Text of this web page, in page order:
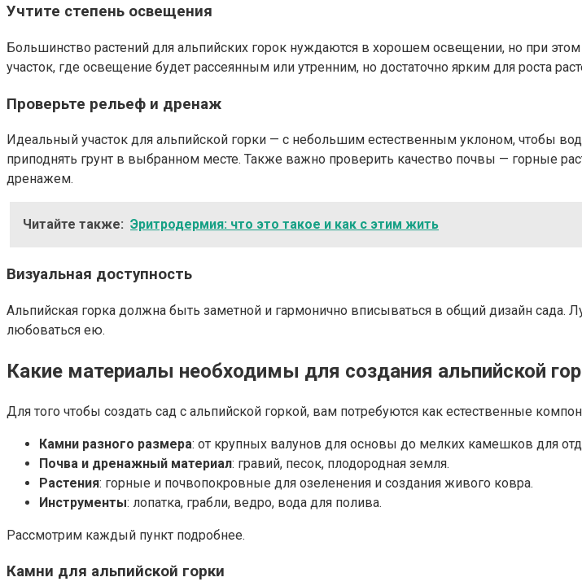
Учтите степень освещения
Большинство растений для альпийских горок нуждаются в хорошем освещении, но при
участок, где освещение будет рассеянным или утренним, но достаточно ярким для роста
Проверьте рельеф и дренаж
Идеальный участок для альпийской горки — с небольшим естественным уклоном, чтобы
приподнять грунт в выбранном месте. Также важно проверить качество почвы — горные
дренажем.
Читайте также: Эритродермия: что это такое и как с этим жить
Визуальная доступность
Альпийская горка должна быть заметной и гармонично вписываться в общий дизайн сада.
любоваться ею.
Какие материалы необходимы для создания альпийской
Для того чтобы создать сад с альпийской горкой, вам потребуются как естественные
Камни разного размера: от крупных валунов для основы до мелких камешков для
Почва и дренажный материал: гравий, песок, плодородная земля.
Растения: горные и почвопокровные для озеленения и создания живого ковра.
Инструменты: лопатка, грабли, ведро, вода для полива.
Рассмотрим каждый пункт подробнее.
Камни для альпийской горки